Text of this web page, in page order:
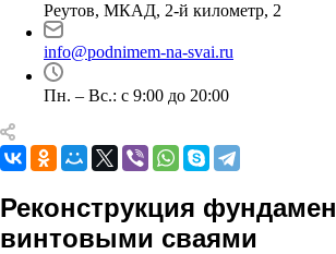
Реутов, МКАД, 2-й километр, 2
info@podnimem-na-svai.ru
Пн. – Вс.: с 9:00 до 20:00
Реконструкция
винтовыми сваями